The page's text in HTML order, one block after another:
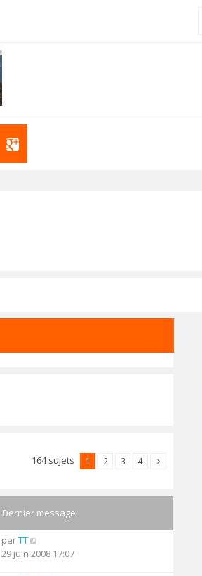
164 sujets 1 2 3 4
Dernier message
parTT
29 juin 2008 17:07